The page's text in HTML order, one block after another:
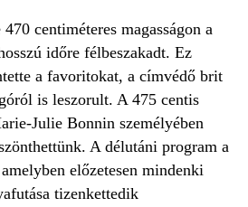
centiméteres magasságon a
időre félbeszakadt. Ez
a favoritokat, a címvédő brit
is leszorult. A 475 centis
Julie Bonnin személyében
A délutáni program a
előzetesen mindenki
tizenkettedik